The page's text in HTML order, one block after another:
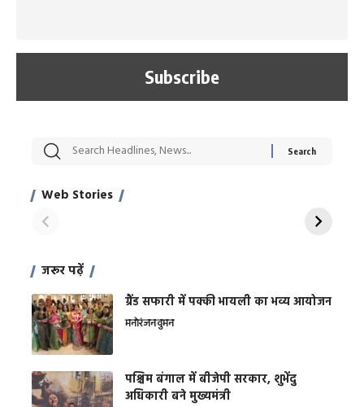
Web Stories
सट्टेबाजी में अरेस्ट हुए
साहिल खान
रोज एक कच्चे लहसुन
जरूर पढ़ें
ग्रैंड सफारी में पक्की भायली का भव्य आयोजन
मनोरंजनवुमन
पश्चिम बंगाल में बीजेपी सरकार, शुभेंदु
अधिकारी बने मुख्यमंत्री